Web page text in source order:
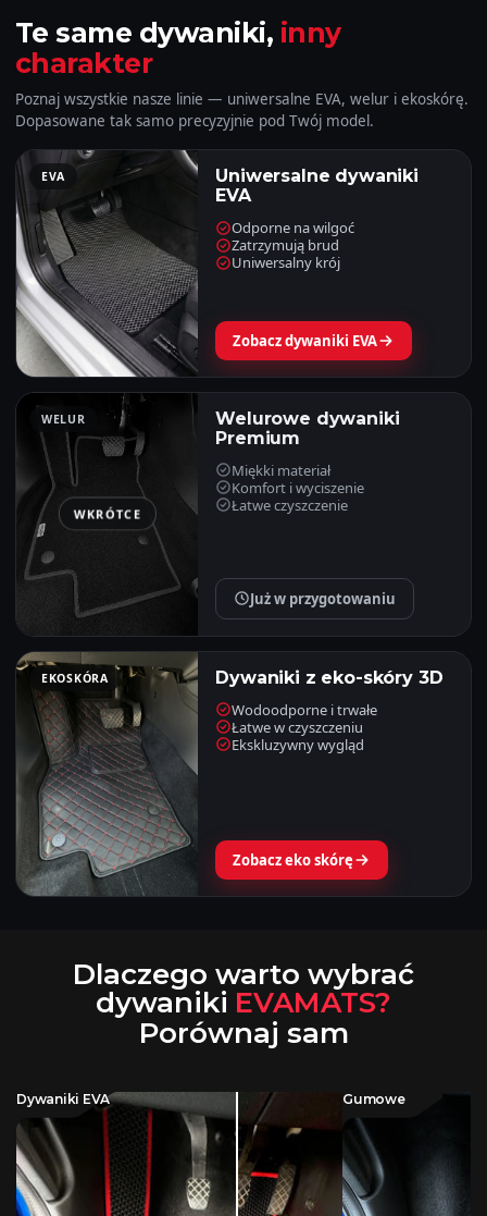
Te same dywaniki, inny
charakter
Poznaj wszystkie nasze linie — uniwersalne EVA, welur i ekoskórę.
Dopasowane tak samo precyzyjnie pod Twój model.
EVA
Uniwersalne dywaniki
EVA
Odporne na wilgoć
Zatrzymują brud
Uniwersalny krój
Zobacz dywaniki EVA
WELUR
WKRÓTCE
Welurowe dywaniki
Premium
Miękki materiał
Komfort i wyciszenie
Łatwe czyszczenie
Już w przygotowaniu
EKOSKÓRA Dywaniki z eko-skóry 3D
Wodoodporne i trwałe
Łatwe w czyszczeniu
Ekskluzywny wygląd
Zobacz eko skórę
Dlaczego warto wybrać
dywaniki EVAMATS?
Porównaj sam
Dywaniki EVA Gumowe